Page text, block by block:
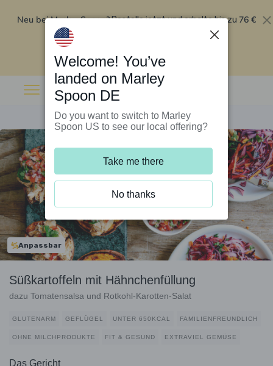
Neu bei Marley Spoon?Bestelle jetzt und erhalte bis zu 76 €
Rabatt auf deine ersten fünf Boxen
Anpassbar
Süßkartoffeln mit Hähnchenfüllung
dazu Tomatensalsa und Rotkohl-Karotten-Salat
GLUTENARM GEFLÜGEL UNTER 650KCAL FAMILIENFREUNDLICH
OHNE MILCHPRODUKTE FIT & GESUND EXTRAVIEL GEMÜSE
Das Gericht
Welcome! You’ve
landed on Marley
Spoon DE
Do you want to switch to Marley
Spoon US to see our local offering?
Take me there
No thanks